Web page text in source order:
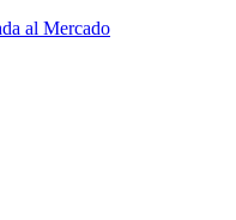
al Mercado